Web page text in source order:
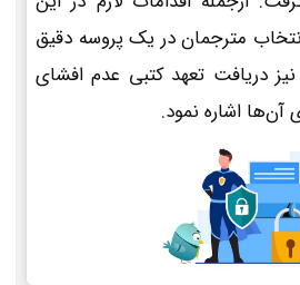
مترجمان در یک پروسه دقیق
دریافت تعهد کتبی عدم افشای
آن‌ها اشاره نمود.